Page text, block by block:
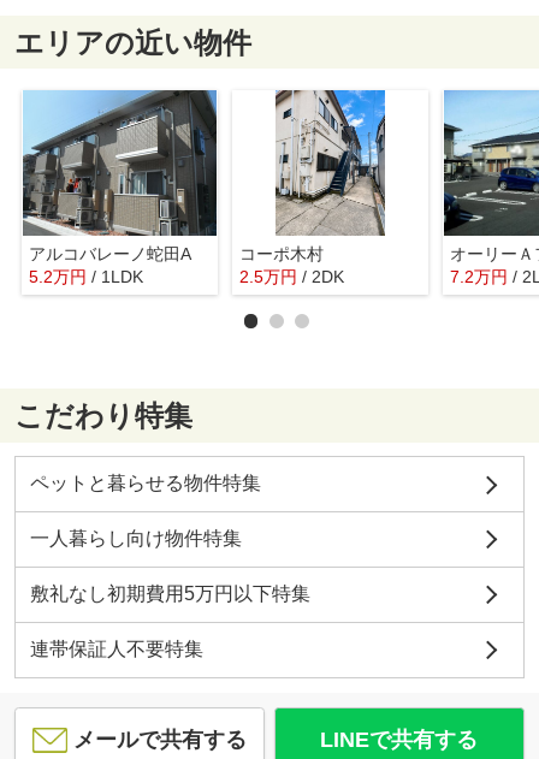
エリアの近い物件
アルコバレーノ蛇田A
5.2万円 / 1LDK
コーポ木村
2.5万円 / 2DK
オーリーＡ
7.2万円 /
こだわり特集
ペットと暮らせる物件特集
一人暮らし向け物件特集
敷礼なし初期費用5万円以下特集
連帯保証人不要特集
メールで共有する LINEで共有する